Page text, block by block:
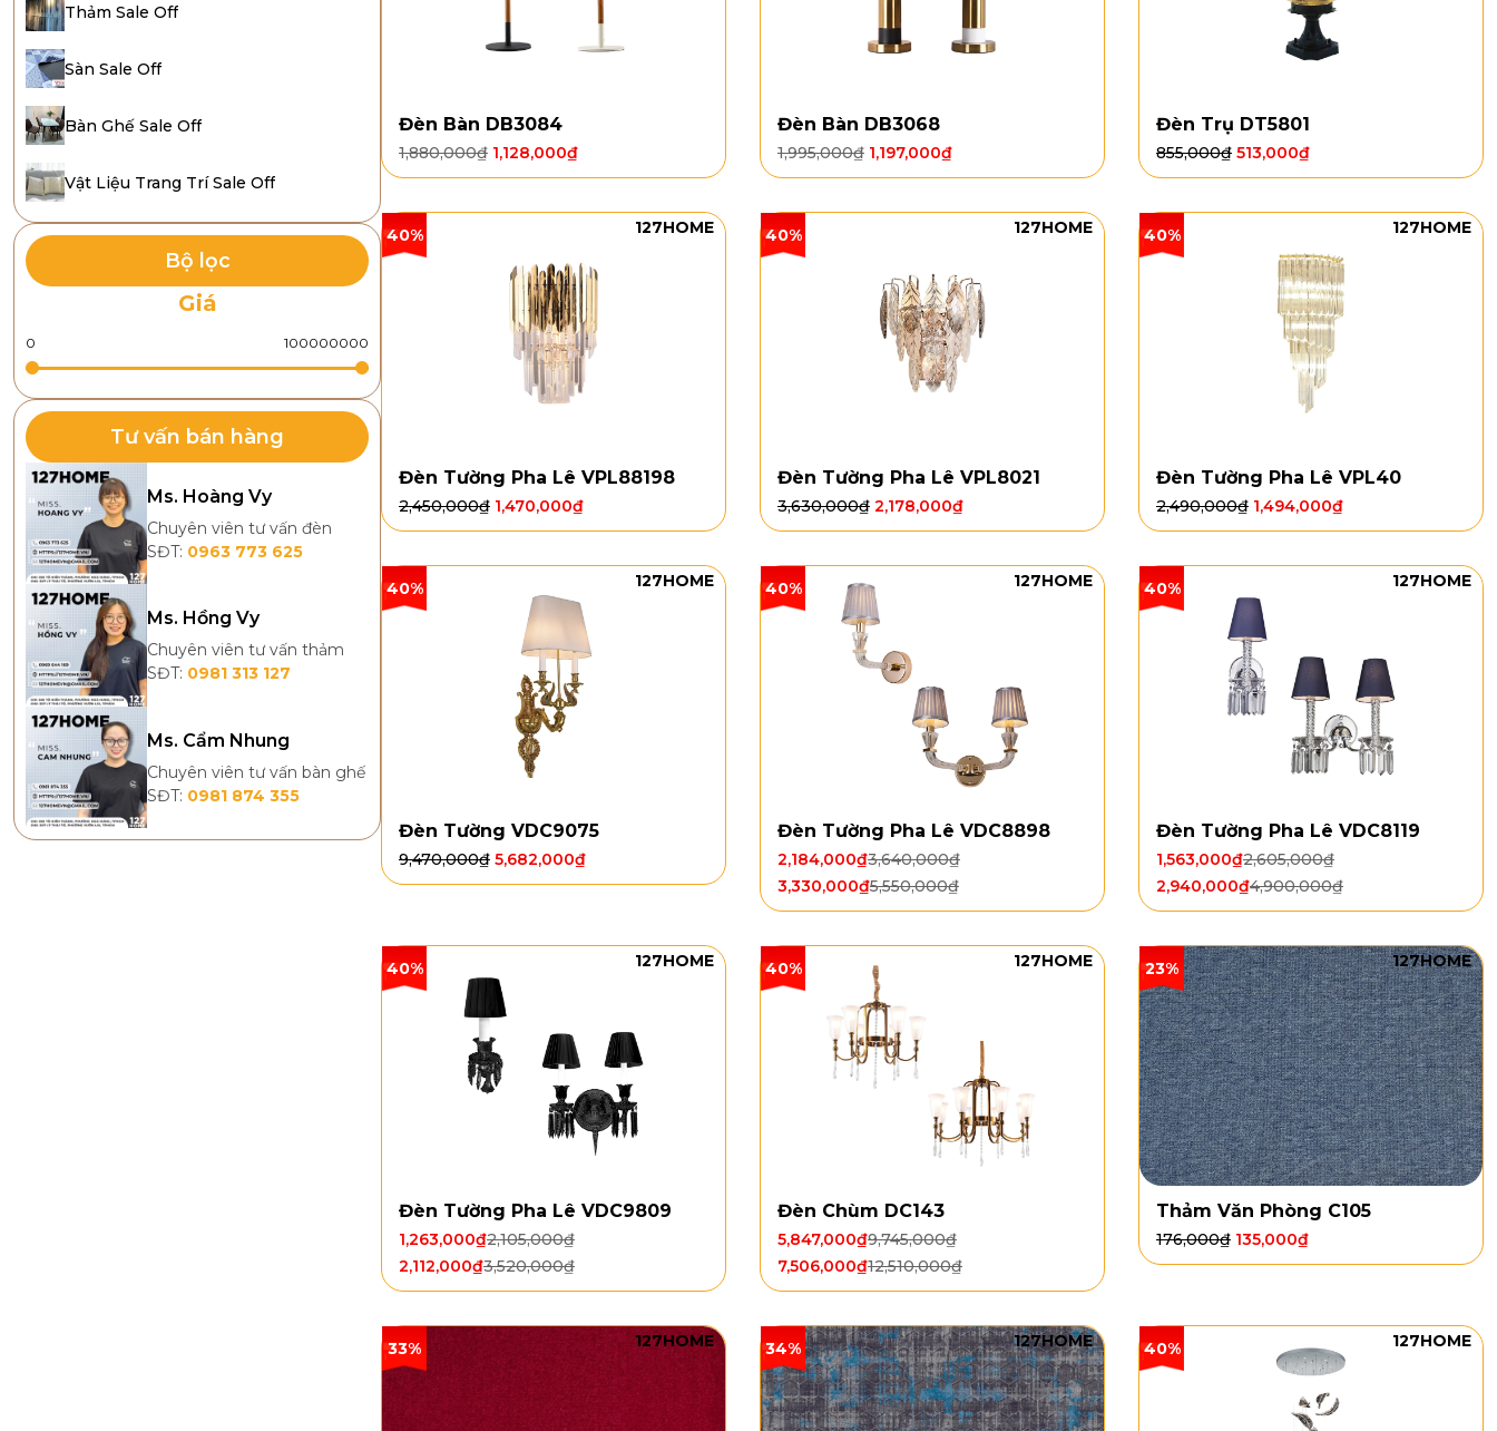
Thảm Sale Off
Sàn Sale Off
Bàn Ghế Sale Off
Vật Liệu Trang Trí Sale Off
Bộ lọc
Giá
Tư vấn bán hàng
Ms. Hoàng Vy
Chuyên viên tư vấn đèn
SĐT: 0963 773 625
Ms. Hồng Vy
Chuyên viên tư vấn thảm
SĐT: 0981 313 127
Ms. Cẩm Nhung
Chuyên viên tư vấn bàn ghế
SĐT: 0981 874 355
Đèn Bàn DB3084
1,880,000₫ 1,128,000₫
Đèn Bàn DB3068
1,995,000₫ 1,197,000₫
Đèn Trụ DT5801
855,000₫ 513,000₫
40% 127HOME
Đèn Tường Pha Lê VPL88198
2,450,000₫ 1,470,000₫
40% 127HOME
Đèn Tường Pha Lê VPL8021
3,630,000₫ 2,178,000₫
40% 127HOME
Đèn Tường Pha Lê VPL40
2,490,000₫ 1,494,000₫
40% 127HOME
Đèn Tường VDC9075
9,470,000₫ 5,682,000₫
40% 127HOME
Đèn Tường Pha Lê VDC8898
3,640,000₫
2,184,000₫
5,550,000₫
3,330,000₫
40% 127HOME
Đèn Tường Pha Lê VDC8119
2,605,000₫
1,563,000₫
4,900,000₫
2,940,000₫
40% 127HOME
Đèn Tường Pha Lê VDC9809
2,105,000₫
1,263,000₫
3,520,000₫
2,112,000₫
40% 127HOME
Đèn Chùm DC143
9,745,000₫
5,847,000₫
12,510,000₫
7,506,000₫
23% 127HOME
Thảm Văn Phòng C105
176,000₫ 135,000₫
33% 127HOME 34% 127HOME 40% 127HOME